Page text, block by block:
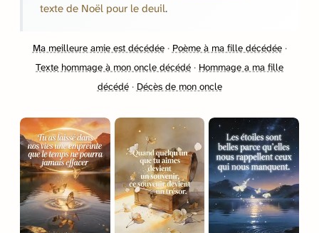
texte de Noël pour le deuil.
Ma meilleure amie est décédée· Poème à ma fille décédée·
Texte hommage à mon oncle décédé · Hommage a ma fille
décédé· Décès de mon oncle